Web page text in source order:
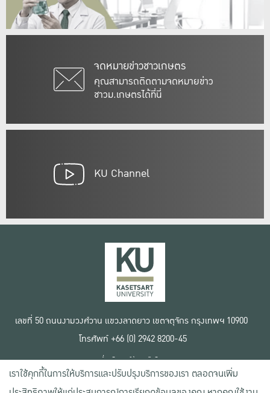
จดหมายข่าวชาวเกษตร
คุณสามารถติดตามจดหมายข่าว
ชาวม.เกษตรได้ที่นี่
KU Channel
เลขที่ 50 ถนนงามวงศ์วาน แขวงลาดยาว เขตจตุจักร กรุงเทพฯ 10900
โทรศัพท์ +66 (0) 2942 8200-45
เงื่อนไขการใช้งานเว็บไซต์
ข้อตกลงด้านสิทธิ์ใช้งาน
นโยบายความเป็นส่วนตัว
เราใช้คุกกี้ในการให้บริการและปรับปรุงบริการของเรา ตลอดจนเพิ่ม